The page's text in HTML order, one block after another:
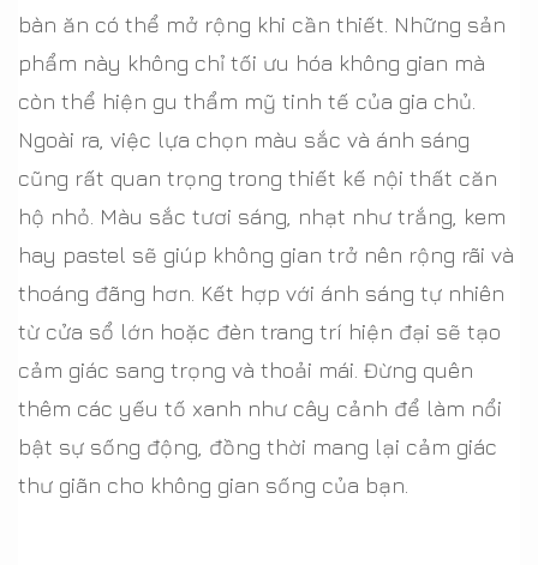
bàn ăn có thể mở rộng khi cần thiết. Những sản
phẩm này không chỉ tối ưu hóa không gian mà
còn thể hiện gu thẩm mỹ tinh tế của gia chủ.
Ngoài ra, việc lựa chọn màu sắc và ánh sáng
cũng rất quan trọng trong thiết kế nội thất căn
hộ nhỏ. Màu sắc tươi sáng, nhạt như trắng, kem
hay pastel sẽ giúp không gian trở nên rộng rãi và
thoáng đãng hơn. Kết hợp với ánh sáng tự nhiên
từ cửa sổ lớn hoặc đèn trang trí hiện đại sẽ tạo
cảm giác sang trọng và thoải mái. Đừng quên
thêm các yếu tố xanh như cây cảnh để làm nổi
bật sự sống động, đồng thời mang lại cảm giác
thư giãn cho không gian sống của bạn.